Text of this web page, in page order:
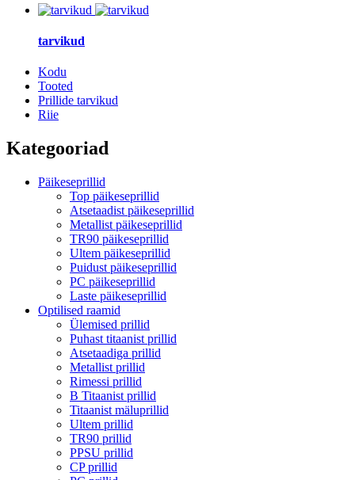
tarvikud
Kodu
Tooted
Prillide tarvikud
Riie
Kategooriad
Päikeseprillid
Top päikeseprillid
Atsetaadist päikeseprillid
Metallist päikeseprillid
TR90 päikeseprillid
Ultem päikeseprillid
Puidust päikeseprillid
PC päikeseprillid
Laste päikeseprillid
Optilised raamid
Ülemised prillid
Puhast titaanist prillid
Atsetaadiga prillid
Metallist prillid
Rimessi prillid
B Titaanist prillid
Titaanist mäluprillid
Ultem prillid
TR90 prillid
PPSU prillid
CP prillid